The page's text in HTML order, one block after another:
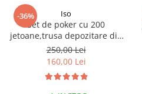
-36% Iso
Set de poker cu 200
jetoane,trusa depozitare din
aluminiu - Multicolor
250,00 Lei
160,00 Lei